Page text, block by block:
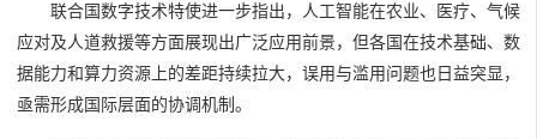
联合国数字技术特使进一步指出，人工智能在农业、医疗、气候
应对及人道救援等方面展现出广泛应用前景，但各国在技术基础、数
据能力和算力资源上的差距持续拉大，误用与滥用问题也日益突显，
亟需形成国际层面的协调机制。